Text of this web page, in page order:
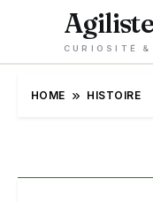
CURIOSITÉ &
HOME HISTOIRE